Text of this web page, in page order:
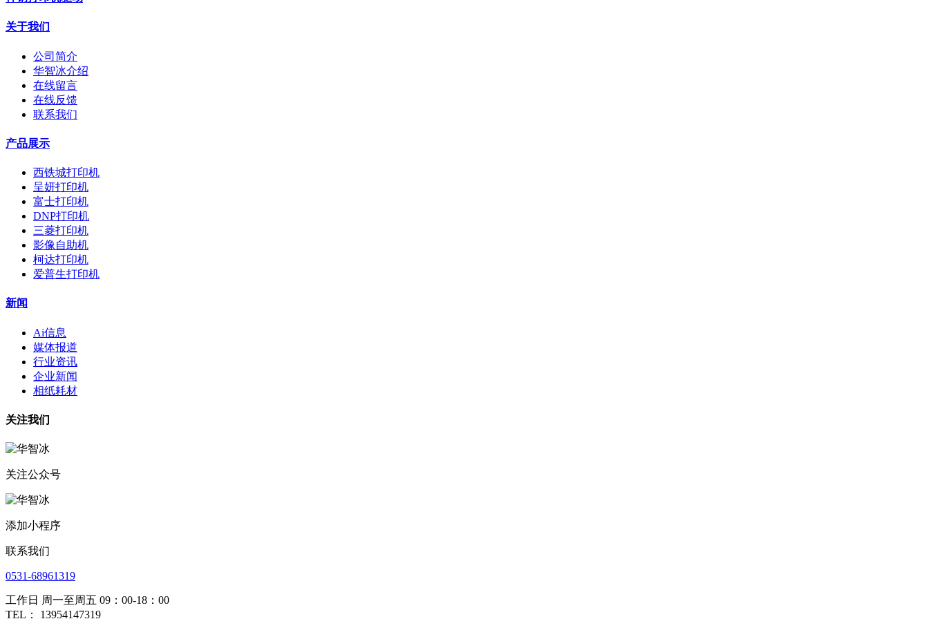
关于我们
公司简介
华智冰介绍
在线留言
在线反馈
联系我们
产品展示
西铁城打印机
呈妍打印机
富士打印机
DNP打印机
三菱打印机
影像自助机
柯达打印机
爱普生打印机
新闻
Ai信息
媒体报道
行业资讯
企业新闻
相纸耗材
关注我们
关注公众号
添加小程序
联系我们
0531-68961319
工作日 周一至周五 09：00-18：00
TEL： 13954147319